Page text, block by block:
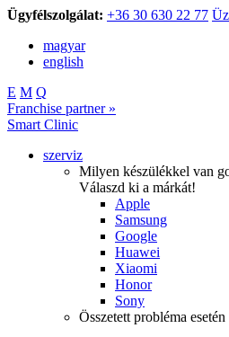
Ügyfélszolgálat: +36 30 630 22 77
magyar
english
E M Q
Franchise partner »
Smart Clinic
szerviz
Milyen készülékkel van
Válaszd ki a márkát!
Apple
Samsung
Google
Huawei
Xiaomi
Honor
Sony
Összetett probléma